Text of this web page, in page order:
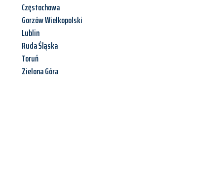
Częstochowa
Gorzów Wielkopolski
Lublin
Ruda Śląska
Toruń
Zielona Góra